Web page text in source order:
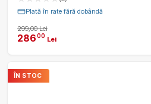
Plată în rate fără dobândă
299,00 Lei
28600 Lei
ÎN STOC